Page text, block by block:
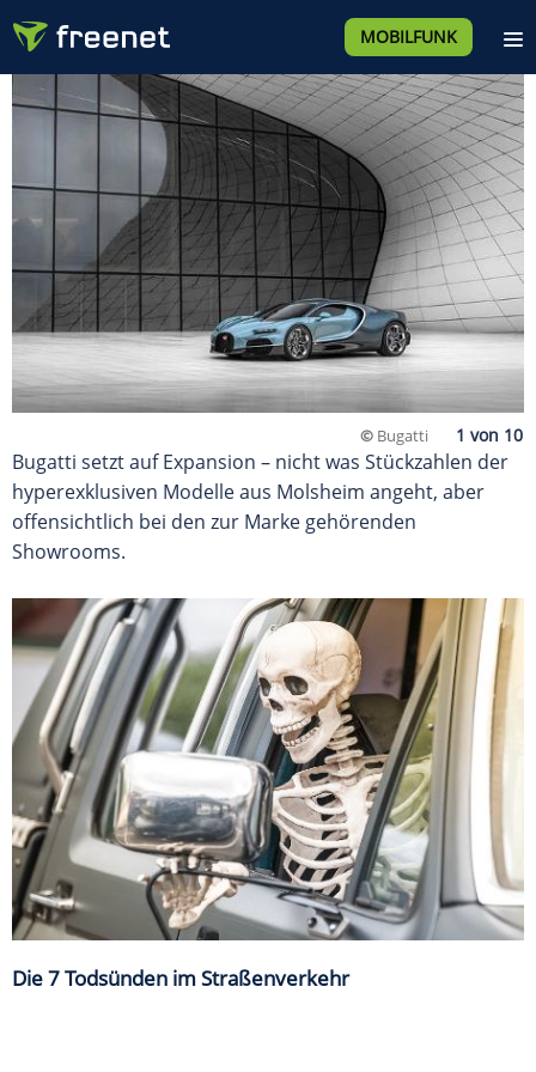
MOBILFUNK
© Bugatti
Bugatti setzt auf Expansion – nicht was Stückzahlen der
hyperexklusiven Modelle aus Molsheim angeht, aber
offensichtlich bei den zur Marke gehörenden
Showrooms.
Die 7 Todsünden im Straßenverkehr